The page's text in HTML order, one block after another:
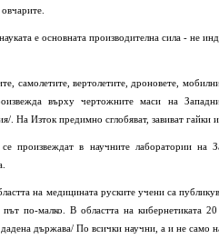
е основната производителна сила - не
самолетите, вертолетите, дроновете,
върху чертожните маси на
. На Изток предимно сглобяват, завиват гайки
се произвеждат в научните лаборатории
на медицината руските учени са
по-малко. В областта на кибернетиката
държава/ По всички научни, а и не само